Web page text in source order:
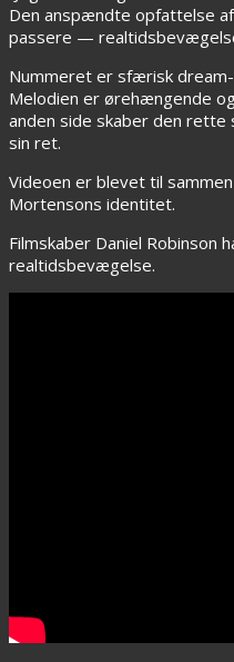
Den anspændte opfattelse
passere —
Nummeret er sfærisk
Melodien er ørehængende
anden side skaber den
sin ret.
Videoen er blevet til
Mortensons identitet.
Filmskaber Daniel
realtidsbevægelse.